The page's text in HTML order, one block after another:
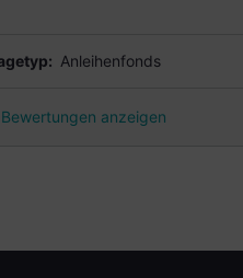
Anleihenfonds
Bewertungen anzeigen